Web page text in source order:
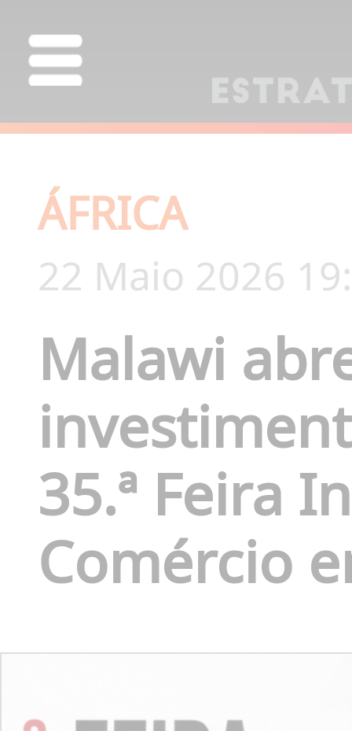
ÁFRICA
22 Maio 2026
Malawi
35.ª Feira
Comércio